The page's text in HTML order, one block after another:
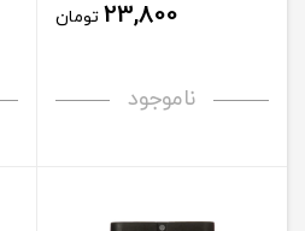
23,800 تومان
ناموجود